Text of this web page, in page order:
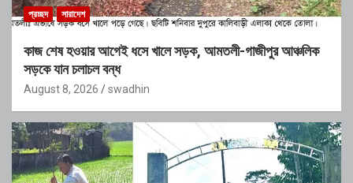
প্রচ্ছদ সারাদেশ
কাজ শেষ হওয়ার আগেই ধসে খালে সড়ক, আমতলী-গাজীপুর আঞ্চলিক
সড়কে যান চলাচল বন্ধ
August 8, 2026 swadhin